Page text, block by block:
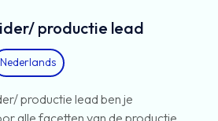
productie lead
Nederlands
productie lead ben je
alle facetten van de productie